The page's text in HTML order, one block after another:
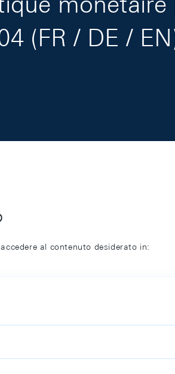
(FR / DE /
al contenuto desiderato in: